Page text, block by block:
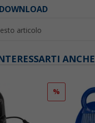
articolo
ANCHE
%